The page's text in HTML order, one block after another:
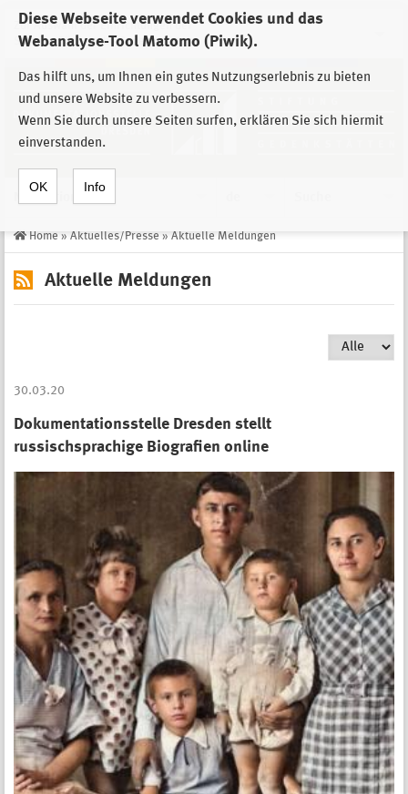
Diese Webseite verwendet Cookies und das
Webanalyse-Tool Matomo (Piwik).
Das hilft uns, um Ihnen ein gutes Nutzungserlebnis zu bieten
und unsere Website zu verbessern.
Wenn Sie durch unsere Seiten surfen, erklären Sie sich hiermit
einverstanden.
OK Info
Zur Auswahl der Einrichtungen der
Stiftung Sächsische Gedenkstätten
Home » Aktuelles/Presse » Aktuelle Meldungen
Aktuelle Meldungen
30.03.20
Dokumentationsstelle Dresden stellt
russischsprachige Biografien online